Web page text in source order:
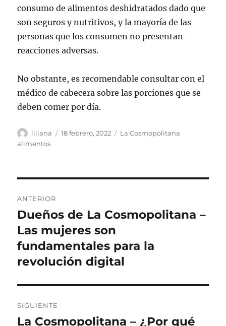
consumo de alimentos deshidratados dado que
son seguros y nutritivos, y la mayoría de las
personas que los consumen no presentan
reacciones adversas.
No obstante, es recomendable consultar con el
médico de cabecera sobre las porciones que se
deben comer por día.
Autor
liliana
Publicado
18 febrero, 2022 Categorías
La Cosmopolitana
alimentos
de
entradas
ANTERIOR
Entrada
anterior:
Dueños de La Cosmopolitana –
Las mujeres son
fundamentales para la
revolución digital
SIGUIENTE
Siguiente
La Cosmopolitana – ¿Por qué